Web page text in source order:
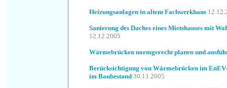
Heizungsanlagen in altem Fachwerkhaus
Sanierung des Daches eines Mietshauses mit
12.12.2005
Wärmebrücken normgerecht planen und
Berücksichtigung von Wärmebrücken im
im Baubestand 30.11.2005